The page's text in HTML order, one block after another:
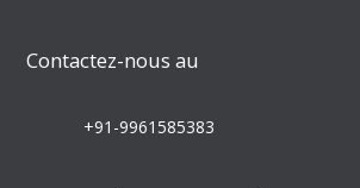
Contactez-nous au
+91-9961585383